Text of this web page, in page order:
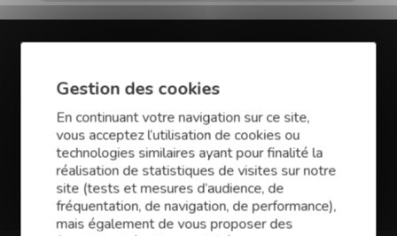
En savoir plus sur Finance
Conseil Dinan
Vous avez des projets pour votre entreprise ?
Qu’il s’agisse d’une reprise, d’une création ou du
développement de votre entreprise, Finance
Conseilest le partenaire idéal pour trouver la
solution de financement la plus adaptée. Notre
Gestion des cookies
En continuant votre navigation sur ce site,
vous acceptez l’utilisation de cookies ou
technologies similaires ayant pour finalité la
réalisation de statistiques de visites sur notre
site (tests et mesures d’audience, de
fréquentation, de navigation, de performance),
mais également de vous proposer des